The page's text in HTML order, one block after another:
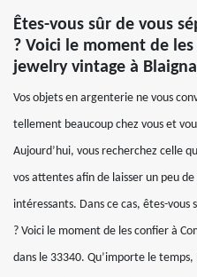
Êtes-vous sûr de vous
? Voici le moment de
jewelry vintage à
Vos objets en argenterie ne vous
tellement beaucoup chez vous et
Aujourd’hui, vous recherchez celle
vos attentes afin de laisser un peu
intéressants. Dans ce cas, êtes-
? Voici le moment de les confier à
dans le 33340. Qu’importe le